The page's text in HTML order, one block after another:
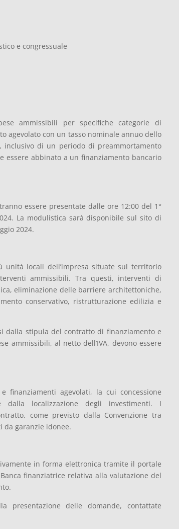
e congressuale
ammissibili per specifiche categorie di
agevolato con un tasso nominale annuo dello
di un periodo di preammortamento
essere abbinato a un finanziamento bancario
essere presentate dalle ore 12:00 del 1°
La modulistica sarà disponibile sul sito di
2024.
locali dell’impresa situate sul territorio
ammissibili. Tra questi, interventi di
eliminazione delle barriere architettoniche,
conservativo, ristrutturazione edilizia e
dalla stipula del contratto di finanziamento e
ammissibili, al netto dell’IVA, devono essere
finanziamenti agevolati, la cui concessione
dalla localizzazione degli investimenti. I
come previsto dalla Convenzione tra
da garanzie idonee.
in forma elettronica tramite il portale
finanziatrice relativa alla valutazione del
presentazione delle domande, contattate